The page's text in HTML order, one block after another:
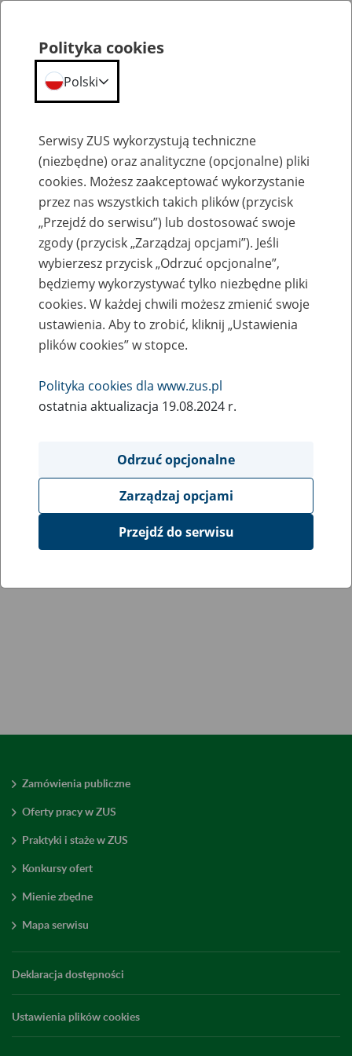
Kalendarium
Zamówienia publiczne
Oferty pracy w ZUS
Praktyki i staże w ZUS
Konkursy ofert
Mienie zbędne
Mapa serwisu
Deklaracja dostępności
Ustawienia plików cookies
Polityka cookies
Polski
Serwisy ZUS wykorzystują techniczne
(niezbędne) oraz analityczne (opcjonalne) pliki
cookies. Możesz zaakceptować wykorzystanie
przez nas wszystkich takich plików (przycisk
„Przejdź do serwisu”) lub dostosować swoje
zgody (przycisk „Zarządzaj opcjami”). Jeśli
wybierzesz przycisk „Odrzuć opcjonalne”,
będziemy wykorzystywać tylko niezbędne pliki
cookies. W każdej chwili możesz zmienić swoje
ustawienia. Aby to zrobić, kliknij „Ustawienia
plików cookies” w stopce.
Polityka cookies dla www.zus.pl
ostatnia aktualizacja 19.08.2024 r.
Odrzuć opcjonalne
Zarządzaj opcjami
Przejdź do serwisu